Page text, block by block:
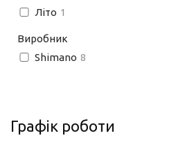
Літо 1
Виробник
Shimano 8
Графік роботи